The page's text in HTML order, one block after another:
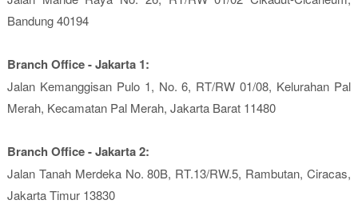
Bandung 40194
Branch Office - Jakarta 1:
Jalan Kemanggisan Pulo 1, No. 6, RT/RW 01/08, Kelurahan Pal
Merah, Kecamatan Pal Merah, Jakarta Barat 11480
Branch Office - Jakarta 2:
Jalan Tanah Merdeka No. 80B, RT.13/RW.5, Rambutan, Ciracas,
Jakarta Timur 13830